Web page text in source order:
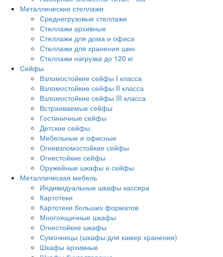
Металлические стеллажи
Среднегрузовые стеллажи
Стеллажи архивные
Стеллажи для дома и офиса
Стеллажи для хранения шин
Стеллажи нагрузка до 120 кг
Сейфы
Взломостойкие сейфы I класса
Взломостойкие сейфы II класса
Взломостойкие сейфы III класса
Встраиваемые сейфы
Гостиничные сейфы
Детские сейфы
Мебельные и офисные
Огневзломостойкие сейфы
Огнестойкие сейфы
Оружейные шкафы и сейфы
Металлическая мебель
Индивидуальные шкафы кассира
Картотеки
Картотеки больших форматов
Многоящичные шкафы
Огнестойкие шкафы
Сумочницы (шкафы для камер хранения)
Шкафы архивные